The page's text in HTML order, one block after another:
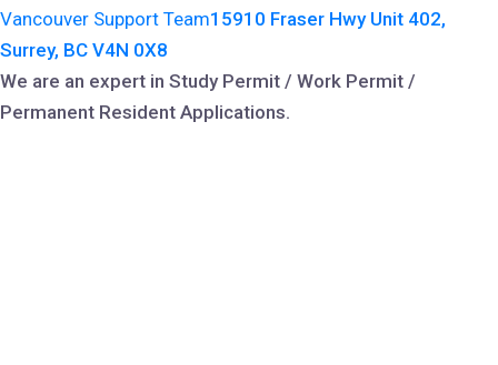
Vancouver Support Team15910 Fraser Hwy Unit 402,
Surrey, BC V4N 0X8
We are an expert in Study Permit / Work Permit /
Permanent Resident Applications.